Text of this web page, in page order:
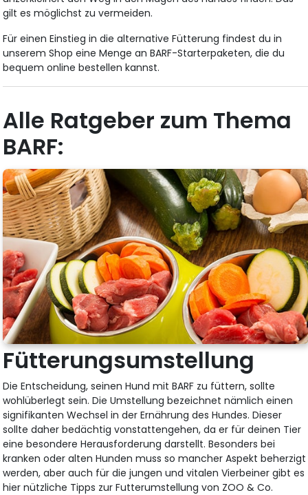
gilt es möglichst zu vermeiden.
Für einen Einstieg in die alternative Fütterung findest du in
unserem Shop eine Menge an BARF-Starterpaketen, die du
bequem online bestellen kannst.
Alle Ratgeber zum Thema
BARF:
Fütterungsumstellung
Die Entscheidung, seinen Hund mit BARF zu füttern, sollte
wohlüberlegt sein. Die Umstellung bezeichnet nämlich einen
signifikanten Wechsel in der Ernährung des Hundes. Dieser
sollte daher bedächtig vonstattengehen, da er für deinen Tier
eine besondere Herausforderung darstellt. Besonders bei
kranken oder alten Hunden muss so mancher Aspekt beherzigt
werden, aber auch für die jungen und vitalen Vierbeiner gibt es
hier nützliche Tipps zur Futterumstellung von ZOO & Co.